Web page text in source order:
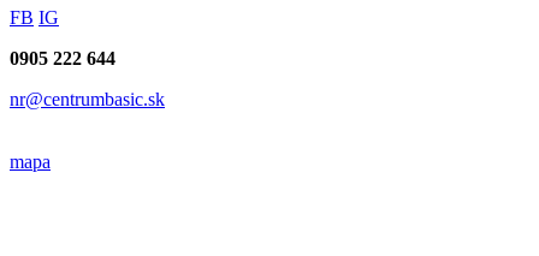
FB IG
0905 222 644
nr@centrumbasic.sk
mapa